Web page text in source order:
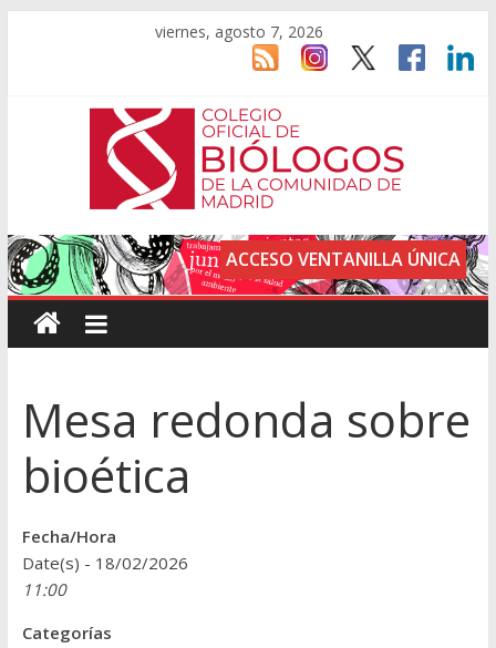
viernes, agosto 7, 2026
ACCESO VENTANILLA ÚNICA
Mesa redonda sobre
bioética
Fecha/Hora
Date(s) - 18/02/2026
11:00
Categorías